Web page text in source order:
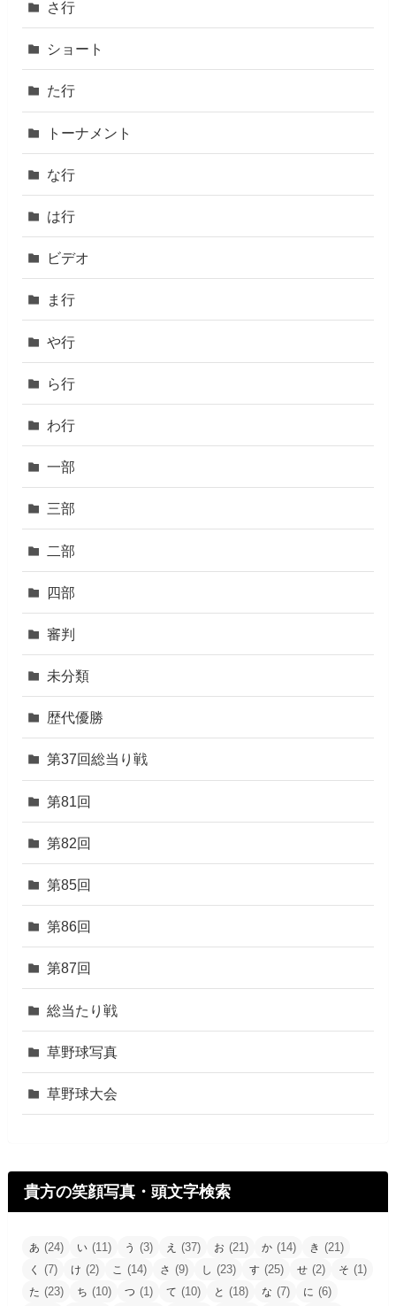
さ行
ショート
た行
トーナメント
な行
は行
ビデオ
ま行
や行
ら行
わ行
一部
三部
二部
四部
審判
未分類
歴代優勝
第37回総当り戦
第81回
第82回
第85回
第86回
第87回
総当たり戦
草野球写真
草野球大会
貴方の笑顔写真・頭文字検索
あ (24) い (11) う (3) え (37) お (21) か (14) き (21)
く (7) け (2) こ (14) さ (9) し (23) す (25) せ (2) そ (1)
た (23) ち (10) つ (1) て (10) と (18) な (7) に (6)